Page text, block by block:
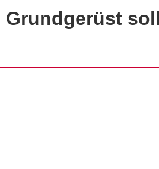
Grundgerüst